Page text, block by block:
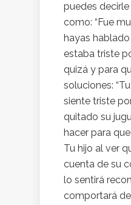
puedes
como: “Fue
hayas
estaba triste
quizá y para
soluciones:
siente triste
quitado su
hacer para
Tu hijo al ver
cuenta de su
lo sentirá
comportará